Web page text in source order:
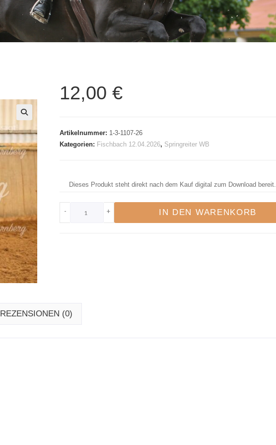
12,00 €
Artikelnummer: 1-3-1107-26
Kategorien: Fischbach 12.04.2026, Springreiter WB
Dieses Produkt steht direkt nach dem Kauf digital zum Download bereit.
- + IN DEN WARENKORB
REZENSIONEN (0)